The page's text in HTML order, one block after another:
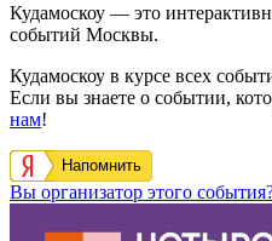
Кудамоскоу — это
событий Москвы.
Кудамоскоу в курсе всех
Если вы знаете о событии,
нам!
Напомнить
Вы организатор этого